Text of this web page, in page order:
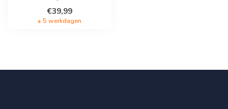
€39,99
± 5 werkdagen